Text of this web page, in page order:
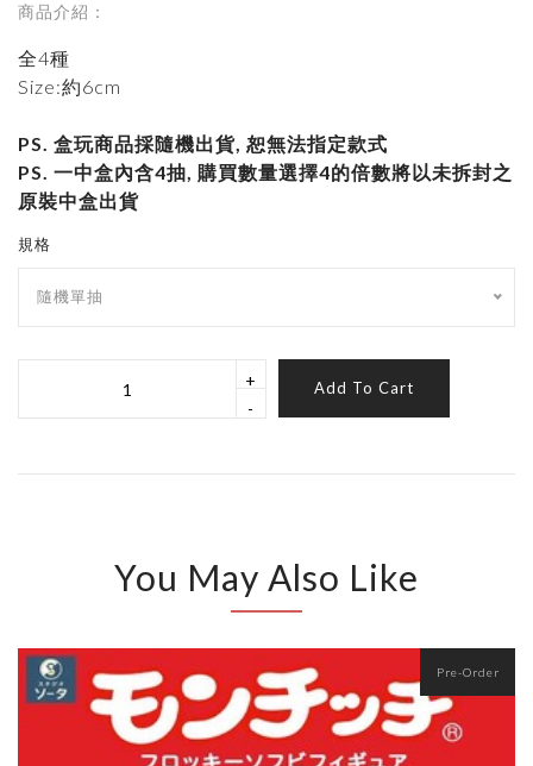
商品介紹：
全4種
Size:約6cm
PS. 盒玩商品採隨機出貨, 恕無法指定款式
PS. 一中盒內含4抽, 購買數量選擇4的倍數將以未拆封之
原裝中盒出貨
規格
隨機單抽
+
-
Add To Cart
You May Also Like
Pre-Order